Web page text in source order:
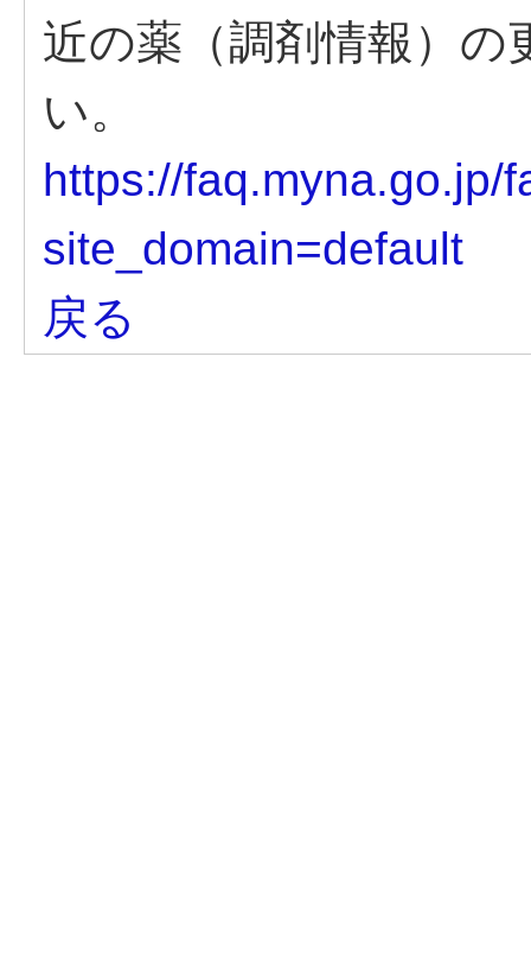
近の薬（調剤情報）
い。
https://faq.myna.go.jp/
site_domain=default
戻る